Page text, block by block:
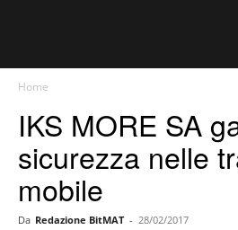
Home
IKS MORE SA
sicurezza nelle
mobile
Da Redazione BitMAT - 28/02/2017